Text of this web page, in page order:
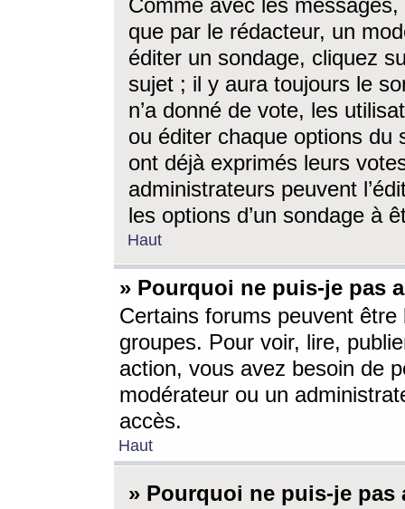
Comme avec les
que par le rédacteur, un
éditer un sondage, cliquez
sujet ; il y aura toujours le
n’a donné de vote, les
ou éditer chaque options du
ont déjà exprimés leurs
administrateurs peuvent
les options d’un sondage à
Haut
» Pourquoi ne puis-je pas
Certains forums peuvent être
groupes. Pour voir, lire,
action, vous avez besoin de
modérateur ou un
accès.
Haut
» Pourquoi ne puis-je